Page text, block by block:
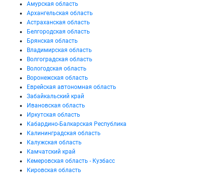
Амурская область
Архангельская область
Астраханская область
Белгородская область
Брянская область
Владимирская область
Волгоградская область
Вологодская область
Воронежская область
Еврейская автономная область
Забайкальский край
Ивановская область
Иркутская область
Кабардино-Балкарская Республика
Калининградская область
Калужская область
Камчатский край
Кемеровская область - Кузбасс
Кировская область